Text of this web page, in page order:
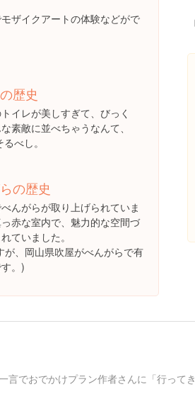
ザイクアートの体験などがで
歴史
イレが美しすぎて、びっく
素敵に並べちゃうなんて、
べし。
の歴史
んがらが取り上げられていま
赤な室内で、魅力的な空間づ
ていました。
が、岡山県吹屋がべんがらで有
。)
言でおでかけプラン作者さんに「行って